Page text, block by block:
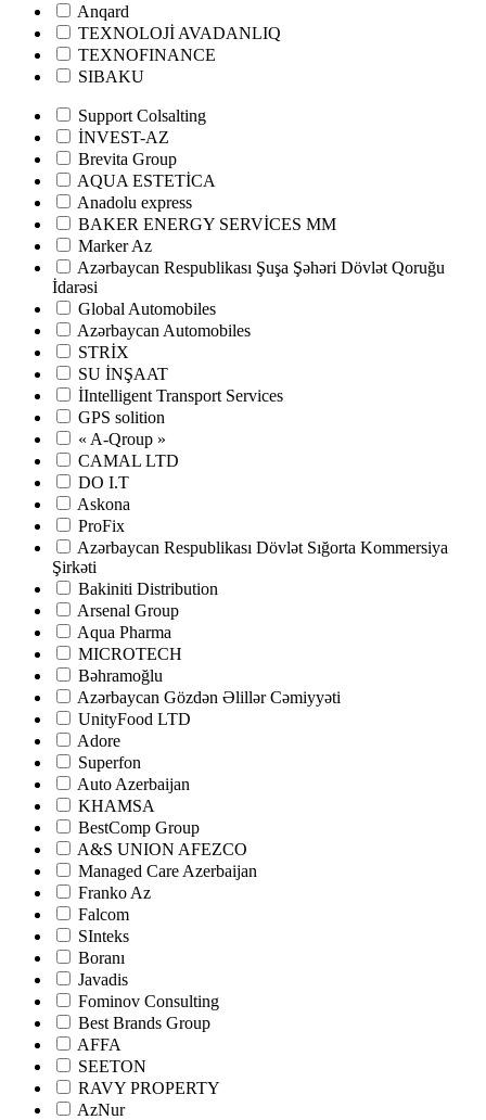
Anqard
TEXNOLOJİ AVADANLIQ
TEXNOFINANCE
SIBAKU
Support Colsalting
İNVEST-AZ
Brevita Group
AQUA ESTETİCA
Anadolu express
BAKER ENERGY SERVİCES MM
Marker Az
Azərbaycan Respublikası Şuşa Şəhəri Dövlət Qoruğu
İdarəsi
Global Automobiles
Azərbaycan Automobiles
STRİX
SU İNŞAAT
İIntelligent Transport Services
GPS solition
« A-Qroup »
CAMAL LTD
DO I.T
Askona
ProFix
Azərbaycan Respublikası Dövlət Sığorta Kommersiya
Şirkəti
Bakiniti Distribution
Arsenal Group
Aqua Pharma
MICROTECH
Bəhramoğlu
Azərbaycan Gözdən Əlillər Cəmiyyəti
UnityFood LTD
Adore
Superfon
Auto Azerbaijan
KHAMSA
BestComp Group
A&S UNION AFEZCO
Managed Care Azerbaijan
Franko Az
Falcom
SInteks
Boranı
Javadis
Fominov Consulting
Best Brands Group
AFFA
SEETON
RAVY PROPERTY
AzNur